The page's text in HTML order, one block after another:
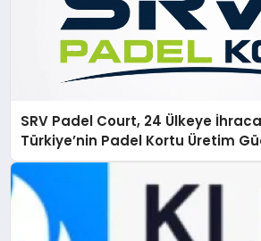
SRV Padel Court, 24 Ülkeye
Türkiye’nin Padel Kortu Üretim